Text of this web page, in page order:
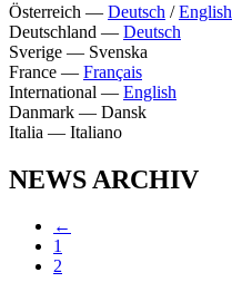
Österreich — Deutsch /English
Deutschland — Deutsch
Sverige — Svenska
France — Français
International — English
Danmark — Dansk
Italia — Italiano
NEWS ARCHIV
←
1
2